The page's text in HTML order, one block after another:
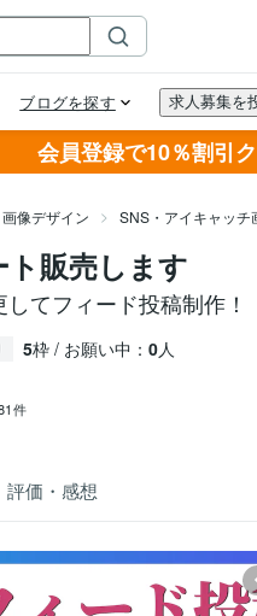
会員登録で10％割引
像デザイン SNS・アイキャッチ
販売します
てフィード投稿制作！
5枠 / お願い中： 0人
件
評価・感想